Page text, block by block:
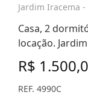
Jardim Iracema -
Casa, 2
locação.
R$
REF. 4990C